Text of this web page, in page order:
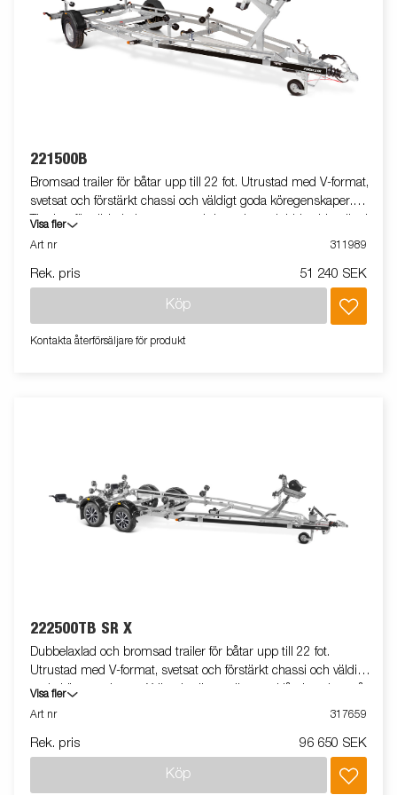
221500B
Bromsad trailer för båtar upp till 22 fot. Utrustad med V-format,
svetsat och förstärkt chassi och väldigt goda köregenskaper.
Tippbar förstärkt bakre vagga och justerbara dubbla sidorullar i
hög kvalitet för enkel anpassning till din båt. Varmgalvaniserat
chassi. Vattentäta hjullager förlänger livstiden. Justerbart
för smidig av- och pålastning. Båttrailern på bilden kan vara
Visa fler
Art nr
311989
Rek. pris 51 240 SEK
Köp
Kontakta återförsäljare för produkt
222500TB SR X
Dubbelaxlad och bromsad trailer för båtar upp till 22 fot.
Utrustad med V-format, svetsat och förstärkt chassi och väldigt
goda köregenskaper. X-line-kvalitetsrullar med låg inverkan på
båtens skrov. Tippbar superrullsvagga baktill, förstärkta kölrullar
båt. Varmgalvaniserat chassi för lång hållbarhet. Elen är helt
livstiden. Helskyddad vinsch och vinschtorn som är enkelt att
Visa fler
Art nr
317659
Rek. pris 96 650 SEK
Köp